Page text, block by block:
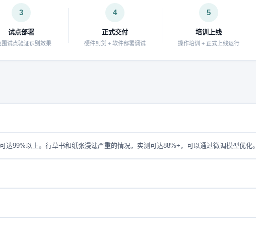
3
试点部署
围试点验证识别效果
4
正式交付
硬件到货 + 软件部署调试
5
培训上线
操作培训 + 正式上线运行
99%以上。行草书和纸张漫漶严重的情况，实测可达88%+，可以通过微调模型优化。